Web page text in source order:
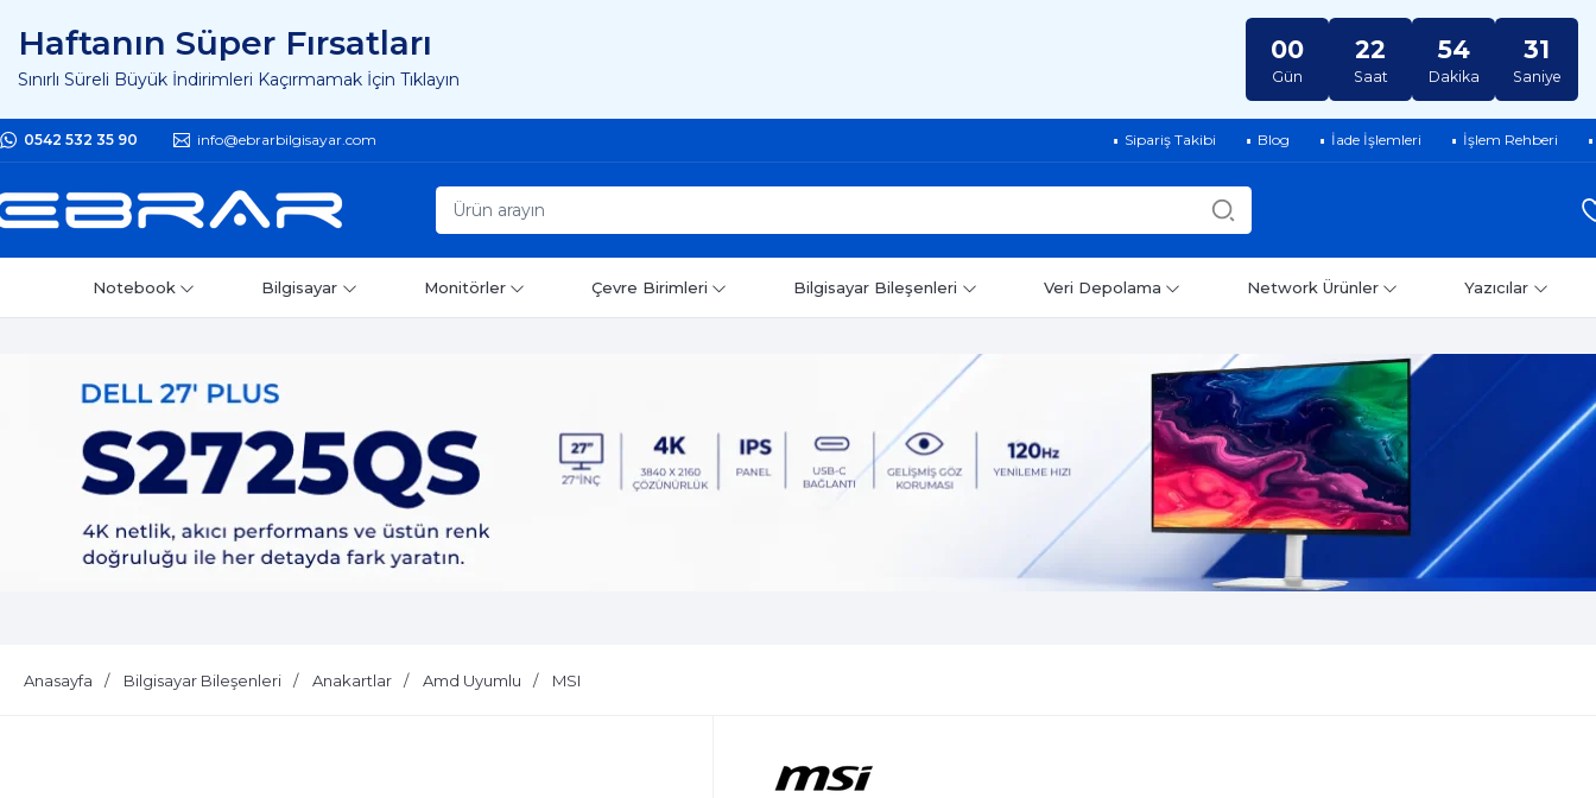
Haftanın Süper Fırsatları
Sınırlı Süreli Büyük İndirimleri Kaçırmamak İçin Tıklayın
00
Gün
22
Saat
54
Dakika
30
Saniye
0542 532 35 90 info@ebrarbilgisayar.com Sipariş Takibi Blog İade İşlemleri İşlem Rehberi
Notebook Bilgisayar Monitörler Çevre Birimleri Bilgisayar Bileşenleri Veri Depolama Network Ürünler Yazıcılar
Anasayfa Bilgisayar Bileşenleri Anakartlar Amd Uyumlu MSI